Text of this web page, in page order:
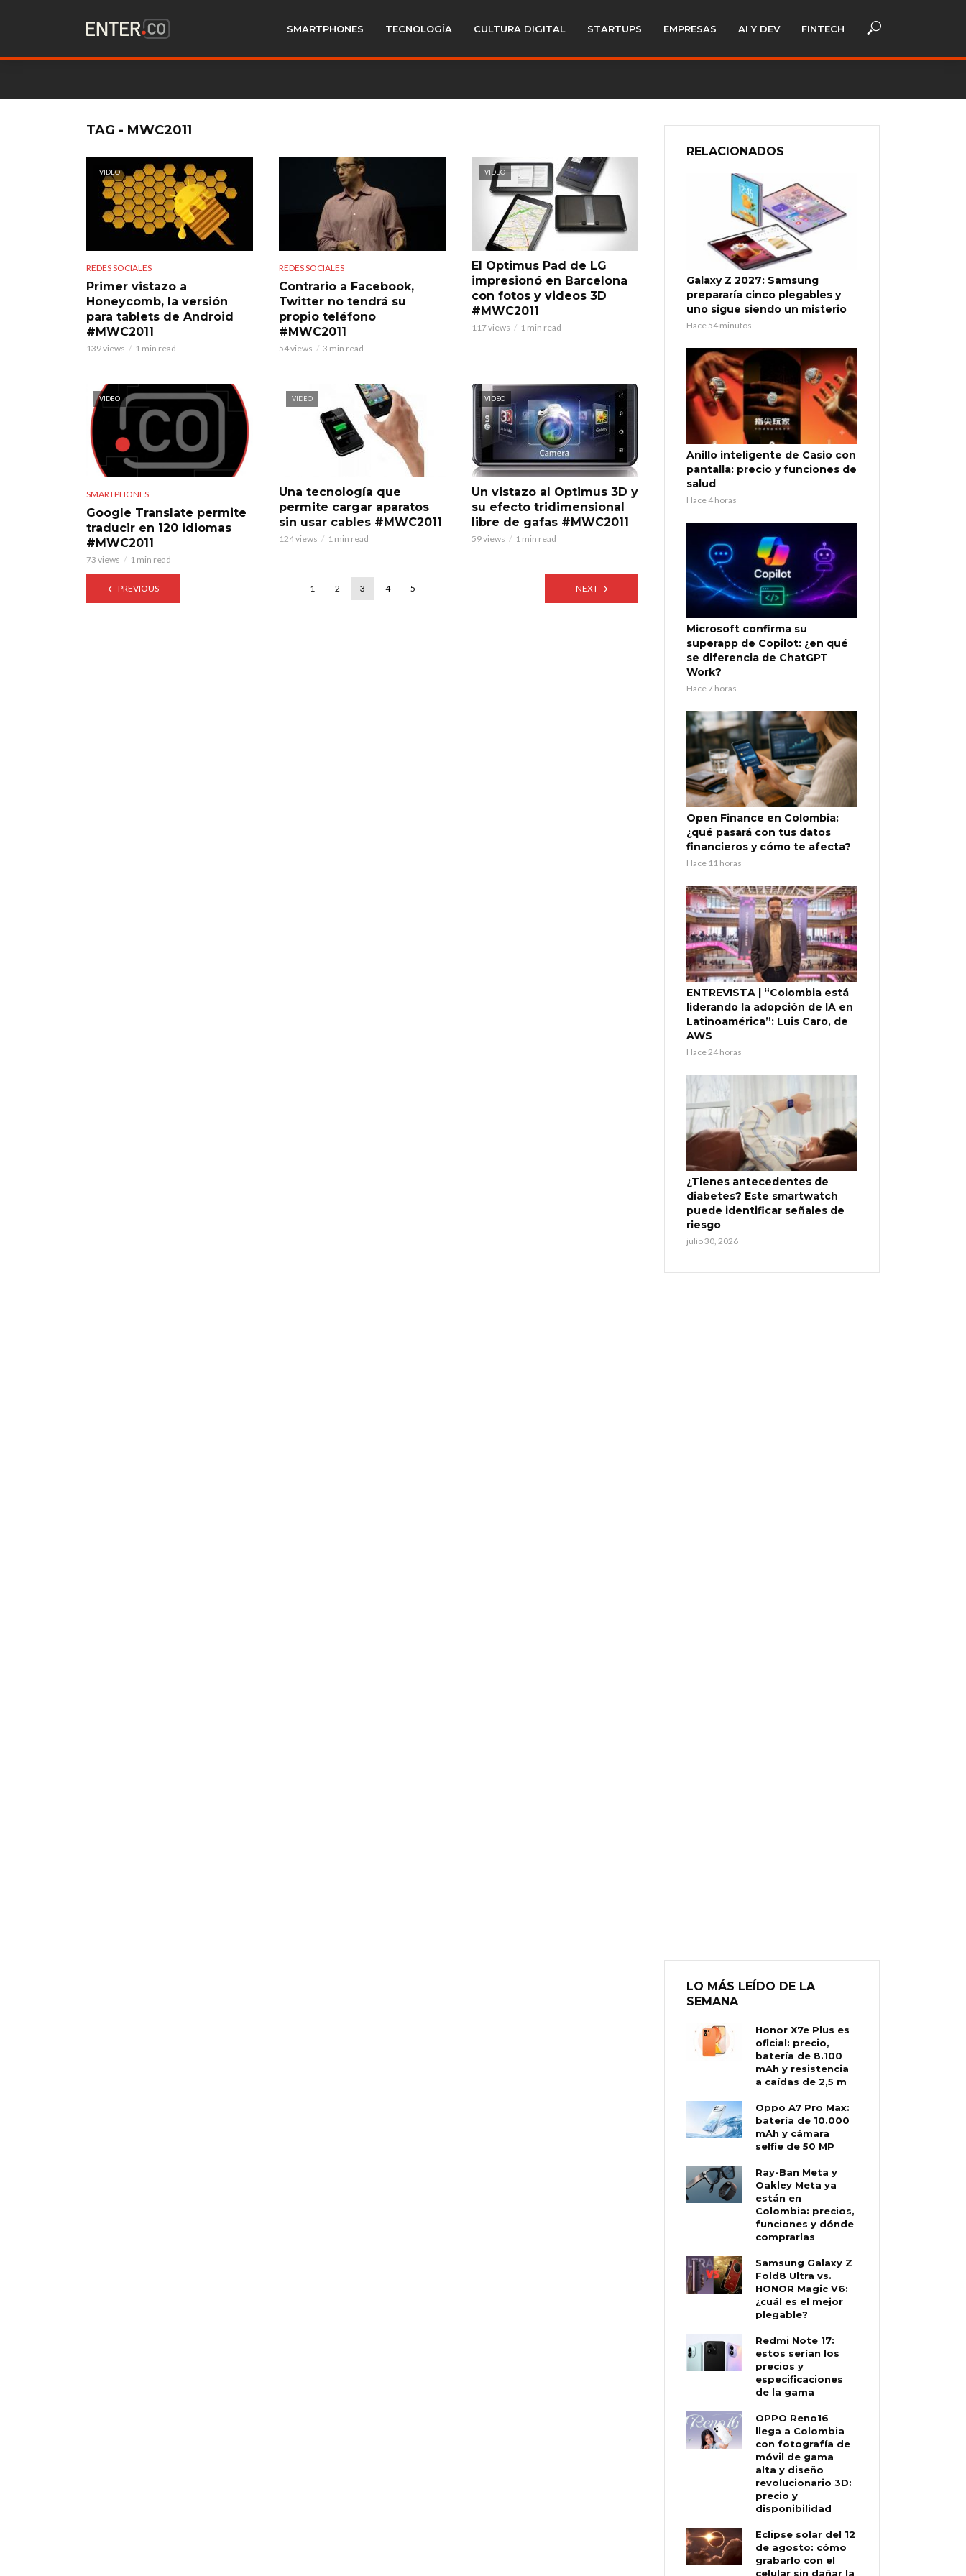
SMARTPHONES TECNOLOGÍA CULTURA DIGITAL STARTUPS EMPRESAS AI Y DEV FINTECH
TAG - MWC2011
VIDEO
REDES SOCIALES
Primer vistazo a
Honeycomb, la versión
para tablets de Android
#MWC2011
139 views 1 min read
REDES SOCIALES
Contrario a Facebook,
Twitter no tendrá su
propio teléfono
#MWC2011
54 views 3 min read
VIDEO
El Optimus Pad de LG
impresionó en Barcelona
con fotos y videos 3D
#MWC2011
117 views 1 min read
VIDEO
SMARTPHONES
Google Translate permite
traducir en 120 idiomas
#MWC2011
73 views 1 min read
VIDEO
Una tecnología que
permite cargar aparatos
sin usar cables #MWC2011
124 views 1 min read
VIDEO
Un vistazo al Optimus 3D y
su efecto tridimensional
libre de gafas #MWC2011
59 views 1 min read
PREVIOUS 1 2 3 4 5 NEXT
RELACIONADOS
Galaxy Z 2027: Samsung
prepararía cinco plegables y
uno sigue siendo un misterio
Hace 54 minutos
Anillo inteligente de Casio con
pantalla: precio y funciones de
salud
Hace 4 horas
Microsoft confirma su
superapp de Copilot: ¿en qué
se diferencia de ChatGPT
Work?
Hace 7 horas
Open Finance en Colombia:
¿qué pasará con tus datos
financieros y cómo te afecta?
Hace 11 horas
ENTREVISTA | “Colombia está
liderando la adopción de IA en
Latinoamérica”: Luis Caro, de
AWS
Hace 24 horas
¿Tienes antecedentes de
diabetes? Este smartwatch
puede identificar señales de
riesgo
julio 30, 2026
LO MÁS LEÍDO DE LA
SEMANA
Honor X7e Plus es
oficial: precio,
batería de 8.100
mAh y resistencia
a caídas de 2,5 m
Oppo A7 Pro Max:
batería de 10.000
mAh y cámara
selfie de 50 MP
Ray-Ban Meta y
Oakley Meta ya
están en
Colombia: precios,
funciones y dónde
comprarlas
Samsung Galaxy Z
Fold8 Ultra vs.
HONOR Magic V6:
¿cuál es el mejor
plegable?
Redmi Note 17:
estos serían los
precios y
especificaciones
de la gama
OPPO Reno16
llega a Colombia
con fotografía de
móvil de gama
alta y diseño
revolucionario 3D:
precio y
disponibilidad
Eclipse solar del 12
de agosto: cómo
grabarlo con el
celular sin dañar la